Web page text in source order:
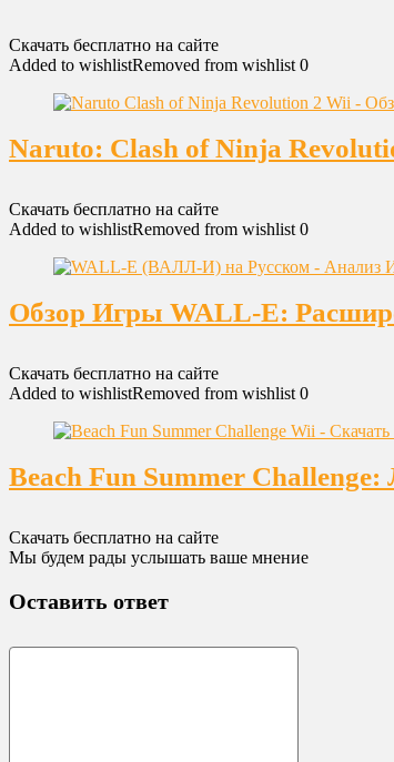
Скачать бесплатно на сайте
Added to wishlistRemoved from wishlist 0
Naruto: Clash of Ninja
Скачать бесплатно на сайте
Added to wishlistRemoved from wishlist 0
Обзор Игры WALL-E:
Скачать бесплатно на сайте
Added to wishlistRemoved from wishlist 0
Beach Fun Summer
Скачать бесплатно на сайте
Мы будем рады услышать ваше мнение
Оставить ответ